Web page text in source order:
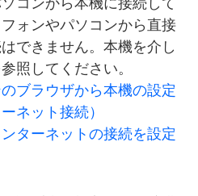
ォンやパソコンから直接
できません。本機を介し
照してください。
ブラウザから本機の設定
ネット接続）
ンターネットの接続を設定